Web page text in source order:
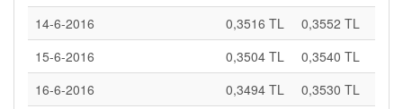
14-6-2016
0,3516 TL
0,3552 TL
15-6-2016
0,3504 TL
0,3540 TL
16-6-2016
0,3494 TL 0,3530 TL